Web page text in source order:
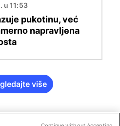
u 11:53
pukotinu, već
napravljena
više